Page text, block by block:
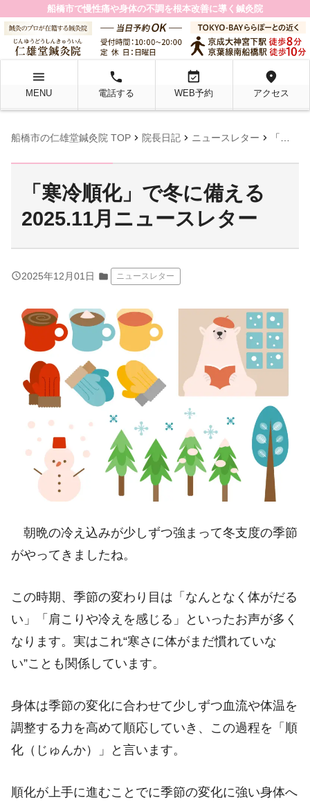
船橋市で慢性痛や身体の不調を根本改善に導く鍼灸院
menu
MENU
local_phone
電話する
event_available
WEB予約
location_on
アクセス
船橋市の仁雄堂鍼灸院 TOP chevron_right 院長日記 chevron_right ニュースレター chevron_right 「寒冷順化」で冬に備える2025.11月ニュースレター
「寒冷順化」で冬に備える
2025.11月ニュースレター
query_builder2025年12月01日 folder ニュースレター
朝晩の冷え込みが少しずつ強まって冬支度の季節
がやってきましたね。
この時期、季節の変わり目は「なんとなく体がだる
い」「肩こりや冷えを感じる」といったお声が多く
なります。実はこれ“寒さに体がまだ慣れていな
い”ことも関係しています。
身体は季節の変化に合わせて少しずつ血流や体温を
調整する力を高めて順応していき、 この過程を「順
化（じゅんか）」と言います。
順化が上手に進むことでに季節の変化に強い身体へ